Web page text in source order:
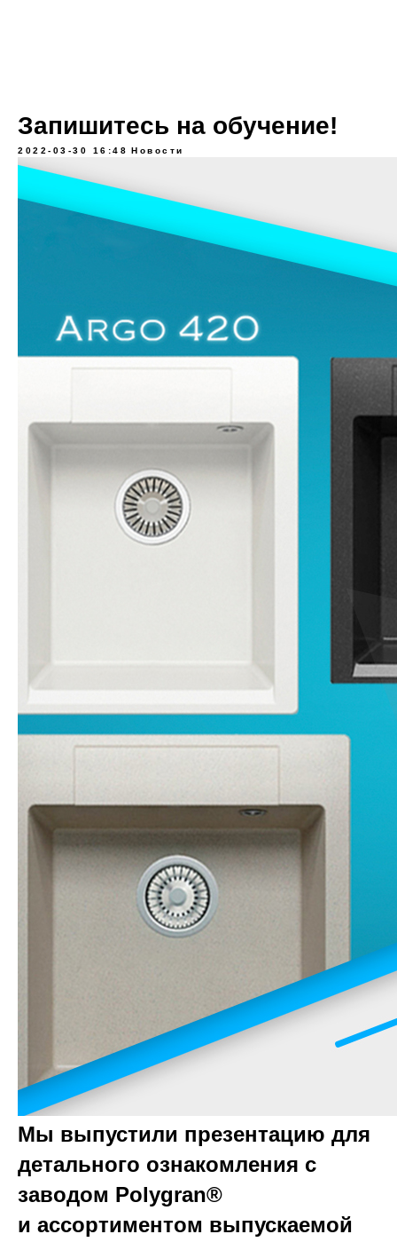
Запишитесь на обучение!
2022-03-30 16:48 Новости
Мы выпустили презентацию для
детального ознакомления с
заводом Polygran®
и ассортиментом выпускаемой